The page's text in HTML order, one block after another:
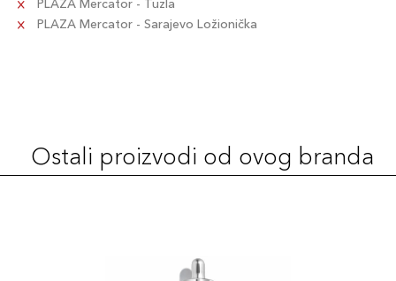
PLAZA Mercator - Tuzla
PLAZA Mercator - Sarajevo Ložionička
Ostali proizvodi od ovog branda